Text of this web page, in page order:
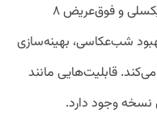
دوربین‌ها شامل حسگر اصلی ۳۲ مگاپیکسلی و فوق‌عریض ۸
شب‌عکاسی، بهینه‌سازی
قابلیت‌هایی مانند
نسخه وجود دارد.